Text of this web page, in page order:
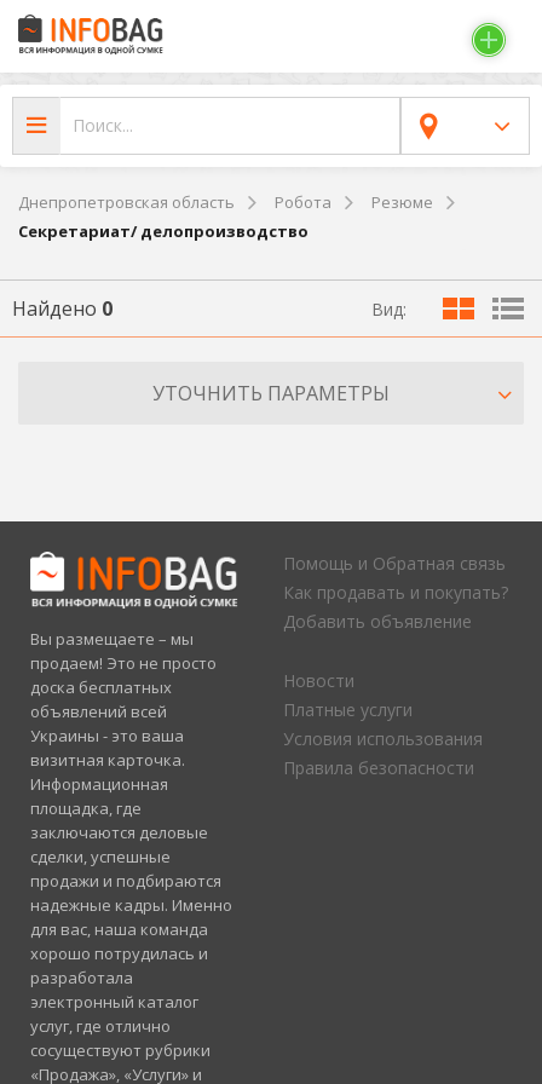
Днепропетровская область Робота
Резюме
Секретариат/ делопроизводство
Найдено 0 Вид:
УТОЧНИТЬ ПАРАМЕТРЫ
Вы размещаете – мы
продаем! Это не просто
доска бесплатных
объявлений всей
Украины - это ваша
визитная карточка.
Информационная
площадка, где
заключаются деловые
сделки, успешные
продажи и подбираются
надежные кадры. Именно
для вас, наша команда
хорошо потрудилась и
разработала
электронный каталог
услуг, где отлично
сосуществуют рубрики
«Продажа», «Услуги» и
Помощь и Обратная связь
Как продавать и покупать?
Добавить объявление
Новости
Платные услуги
Условия использования
Правила безопасности